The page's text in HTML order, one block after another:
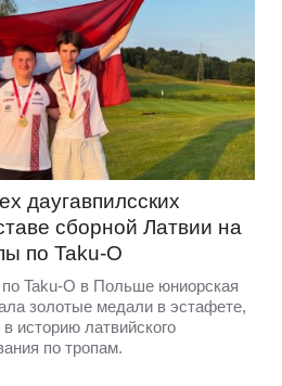
даугавпилсских
сборной Латвии на
по Taku-O
Taku-O в Польше юниорская
золотые медали в эстафете,
историю латвийского
по тропам.